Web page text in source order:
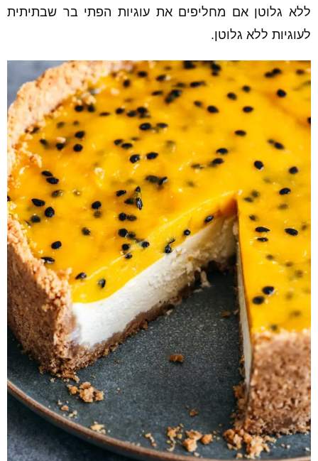
ללא גלוטן אם מחליפים את עוגיות הפתי בר שבתיתית
לעוגיות ללא גלוטן.